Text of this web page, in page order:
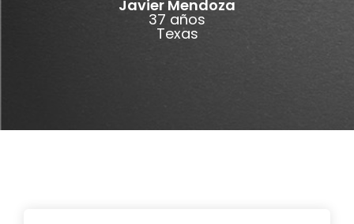
Javier Mendoza
37 años
Texas